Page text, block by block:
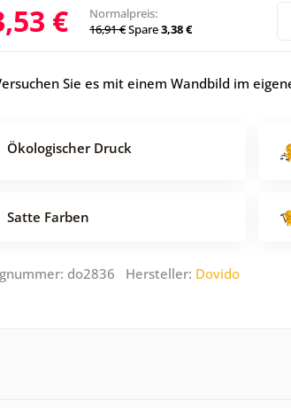
€
Normalpreis:
16,91 €Spare3,38 €
Sie es mit einem Wandbild im
Ökologischer Druck
Satte Farben
do2836 Hersteller: Dovido